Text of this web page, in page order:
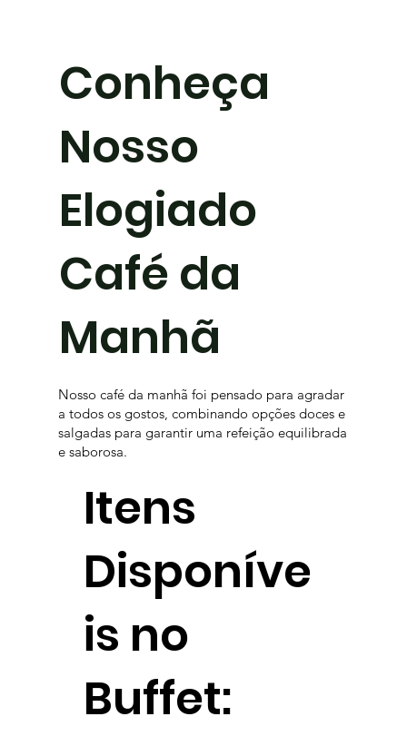
Conheça
Nosso
Elogiado
Café da
Manhã
Nosso café da manhã foi pensado para agradar
a todos os gostos, combinando opções doces e
salgadas para garantir uma refeição equilibrada
e saborosa.
Itens
Disponíve
is no
Buffet: